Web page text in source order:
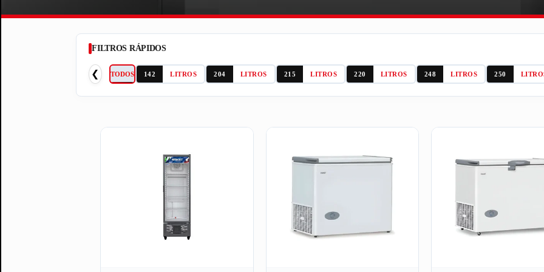
FILTROS RÁPIDOS
❮ TODOS 142 LITROS 204 LITROS 215 LITROS 220 LITROS 248 LITROS 250